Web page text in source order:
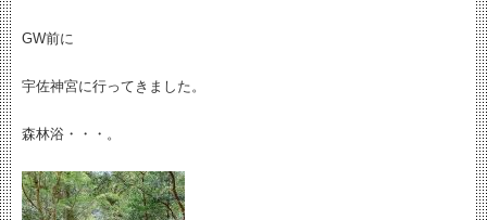
GW前に
宇佐神宮に行ってきました。
森林浴・・・。